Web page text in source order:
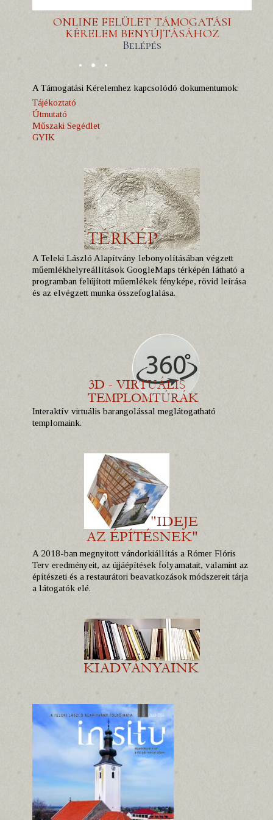
ONLINE FELÜLET TÁMOGATÁSI
KÉRELEM BENYÚJTÁSÁHOZ
Belépés
A Támogatási Kérelemhez kapcsolódó dokumentumok:
Tájékoztató
Útmutató
Műszaki Segédlet
GYIK
A Teleki László Alapítvány lebonyolításában végzett
műemlékhelyreállítások GoogleMaps térképén látható a
programban felújított műemlékek fényképe, rövid leírása
és az elvégzett munka összefoglalása.
Interaktív virtuális barangolással meglátogatható
templomaink.
A 2018-ban megnyitott vándorkiállítás a Rómer Flóris
Terv eredményeit, az újjáépítések folyamatait, valamint az
építészeti és a restaurátori beavatkozások módszereit tárja
a látogatók elé.